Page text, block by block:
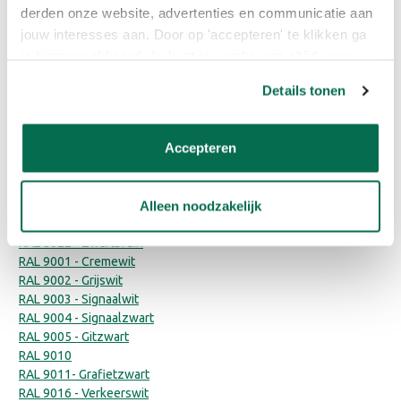
derden onze website, advertenties en communicatie aan
jouw interesses aan. Door op 'accepteren' te klikken ga
Details tonen
Accepteren
Alleen noodzakelijk
RAL 5004 - Zwartblauw
RAL 6009 - Dennengroen
RAL 7024 - Grafietgrijs
RAL 7043 - Verkeersgrijs
RAL 9001 - Cremewit
RAL 9002 - Grijswit
RAL 9003 - Signaalwit
RAL 9004 - Signaalzwart
RAL 9005 - Gitzwart
RAL 9010
RAL 9011- Grafietzwart
RAL 9016 - Verkeerswit